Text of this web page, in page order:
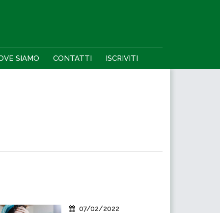
SIAMO CONTATTI ISCRIVITI
07/02/2022